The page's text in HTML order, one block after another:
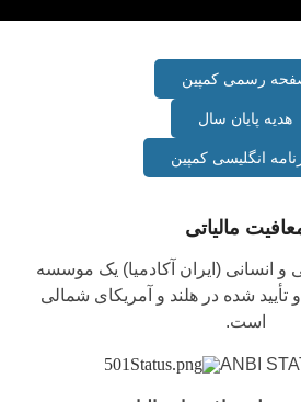
رسمی کمپین
هدیه پایان سال
انگلیسی کمپین
مالیاتی
انسانی (ایران آکادمیا)‌ یک موسسه
تأیید شده در هلند و آمریکای شمالی
است.